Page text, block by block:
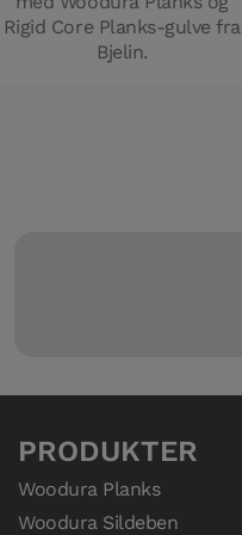
Rigid Core Planks-gulve fra
Bjelin.
PRODUKTER
Woodura Planks
Woodura Sildeben